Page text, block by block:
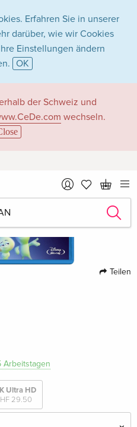
Erfahren Sie in unserer
darüber, wie wir Cookies
Einstellungen ändern
OK
der Schweiz und
wechseln.
Teilen
Arbeitstagen
Ultra HD
29.50